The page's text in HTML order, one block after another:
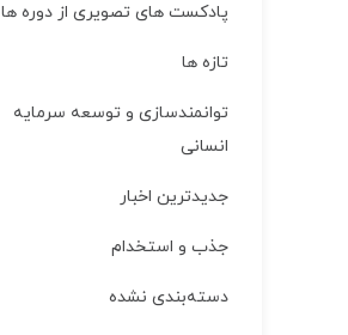
پادکست های تصویری از دوره ها
تازه ها
توانمندسازی و توسعه سرمایه
انسانی
جدیدترین اخبار
جذب و استخدام
دسته‌بندی نشده